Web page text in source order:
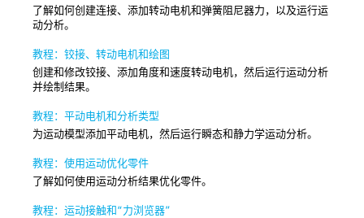
了解如何创建连接、添加转动电机和弹簧阻尼器力，以及运行运
动分析。
教程：铰接、转动电机和绘图
创建和修改铰接、添加角度和速度转动电机，然后运行运动分析
并绘制结果。
教程：平动电机和分析类型
为运动模型添加平动电机，然后运行瞬态和静力学运动分析。
教程：使用运动优化零件
了解如何使用运动分析结果优化零件。
教程：运动接触和“力浏览器”